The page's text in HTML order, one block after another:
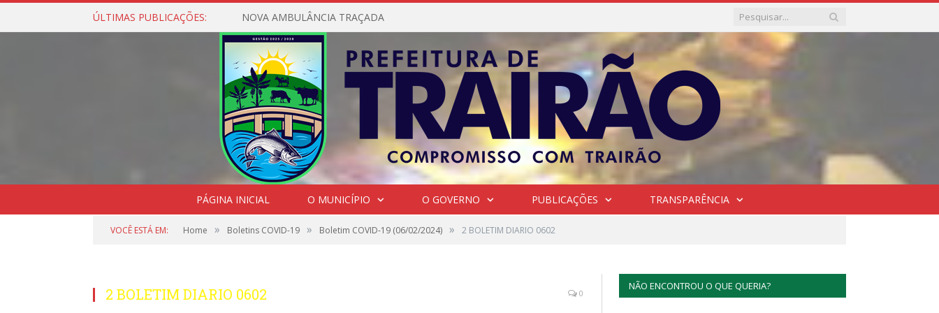
ÚLTIMAS PUBLICAÇÕES: NOVA AMBULÂNCIA TRAÇADA
PÁGINA INICIAL O MUNICÍPIO O GOVERNO PUBLICAÇÕES TRANSPARÊNCIA
VOCÊ ESTÁ EM: Home » Boletins COVID-19 » Boletim COVID-19 (06/02/2024) » 2 BOLETIM DIARIO 0602
2 BOLETIM DIARIO 0602 0
NÃO ENCONTROU O QUE QUERIA?